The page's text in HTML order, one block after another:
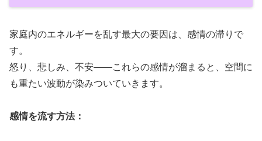
家庭内のエネルギーを乱す最大の要因は、感情の滞りで
す。
怒り、悲しみ、不安――これらの感情が溜まると、空間に
も重たい波動が染みついていきます。
感情を流す方法：